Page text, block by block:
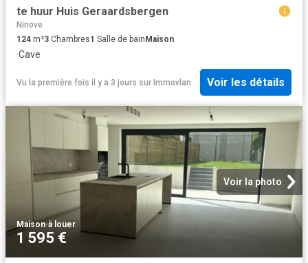
te huur Huis Geraardsbergen
Ninove
124 m²3 Chambres1 Salle de bainMaison
·Cave
Vu la première fois il y a 3 jours sur Immovlan Voir les détails
Voir la photo
Maison·à louer
1 595 €